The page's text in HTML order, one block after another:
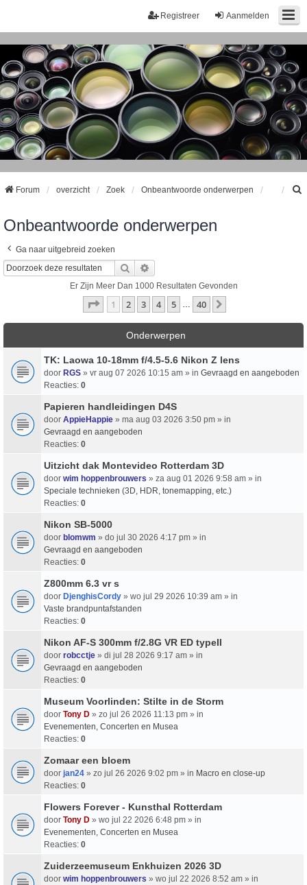
Aanmelden
Registreer
Forum overzicht Zoek Onbeantwoorde onderwerpen
Onbeantwoorde onderwerpen
Ga naar uitgebreid zoeken
Zoek
Er Zijn Meer Dan 1000 Resultaten Gevonden
Pagina Van40
1 2 3 4 5 40
Onderwerpen
TK: Laowa 10-18mm f/4.5-5.6 Nikon Z lens
door RGS » vr aug 07 2026 10:15 am » in Gevraagd en aangeboden
Reacties: 0
Papieren handleidingen D4S
door AppieHappie » ma aug 03 2026 3:50 pm » in
Gevraagd en aangeboden
Reacties: 0
Uitzicht dak Montevideo Rotterdam 3D
door wim hoppenbrouwers » za aug 01 2026 9:58 am » in
Speciale technieken (3D, HDR, tonemapping, etc.)
Reacties: 0
Nikon SB-5000
door blomwm » do jul 30 2026 4:17 pm » in
Gevraagd en aangeboden
Reacties: 0
Z800mm 6.3 vr s
door DjenghisCordy » wo jul 29 2026 10:39 am » in
Vaste brandpuntafstanden
Reacties: 0
Nikon AF-S 300mm f/2.8G VR ED typeII
door robcctje » di jul 28 2026 9:17 am » in
Gevraagd en aangeboden
Reacties: 0
Museum Voorlinden: Stilte in de Storm
door Tony D » zo jul 26 2026 11:13 pm » in
Evenementen, Concerten en Musea
Reacties: 0
Zomaar een bloem
door jan24 » zo jul 26 2026 9:02 pm » in Macro en close-up
Reacties: 0
Flowers Forever - Kunsthal Rotterdam
door Tony D » wo jul 22 2026 6:48 pm » in
Evenementen, Concerten en Musea
Reacties: 0
Zuiderzeemuseum Enkhuizen 2026 3D
door wim hoppenbrouwers » wo jul 22 2026 8:52 am » in